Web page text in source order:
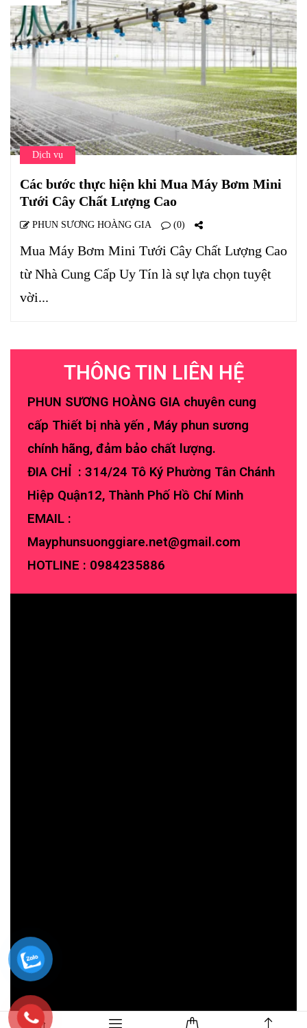
Dịch vụ
Các bước thực hiện khi Mua Máy Bơm Mini
Tưới Cây Chất Lượng Cao
PHUN SƯƠNG HOÀNG GIA (0)
Mua Máy Bơm Mini Tưới Cây Chất Lượng Cao
từ Nhà Cung Cấp Uy Tín là sự lựa chọn tuyệt
vời...
THÔNG TIN LIÊN HỆ
PHUN SƯƠNG HOÀNG GIA chuyên cung
cấp Thiết bị nhà yến , Máy phun sương
chính hãng, đảm bảo chất lượng.
ĐIA CHỈ : 314/24 Tô Ký Phường Tân Chánh
Hiệp Quận12, Thành Phố Hồ Chí Minh
EMAIL :
Mayphunsuonggiare.net@gmail.com
HOTLINE : 0984235886